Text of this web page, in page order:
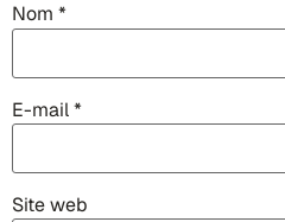
Nom *
E-mail*
Site web